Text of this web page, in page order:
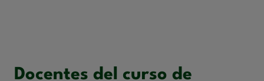
Docentes del curso de